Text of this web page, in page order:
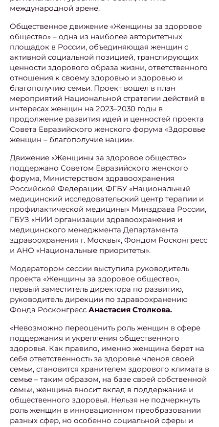
международной арене.
Общественное движение «Женщины за здоровое
общество» – одна из наиболее авторитетных
площадок в России, объединяющая женщин с
активной социальной позицией, транслирующих
ценности здорового образа жизни, ответственного
отношения к своему здоровью и здоровью и
благополучию семьи. Проект вошел в план
мероприятий Национальной стратегии действий в
интересах женщин на 2023–2030 годы в
продолжение развития идей и ценностей проекта
Совета Евразийского женского форума «Здоровье
женщин – благополучие нации».
Движение «Женщины за здоровое общество»
поддержано Советом Евразийского женского
форума, Министерством здравоохранения
Российской Федерации, ФГБУ «Национальный
медицинский исследовательский центр терапии и
профилактической медицины» Минздрава России,
ГБУЗ «НИИ организации здравоохранения и
медицинского менеджмента Департамента
здравоохранения г. Москвы», Фондом Росконгресс
и АНО «Национальные приоритеты».
Модератором сессии выступила руководитель
проекта «Женщины за здоровое общество»,
первый заместитель директора по развитию,
руководитель дирекции по здравоохранению
Фонда Росконгресс Анастасия Столкова.
«Невозможно переоценить роль женщин в сфере
поддержания и укрепления общественного
здоровья. Как правило, именно женщина берет на
себя ответственность за здоровье членов своей
семьи, становится хранителем здорового климата в
семье – таким образом, на базе своей собственной
семьи, женщина вносит вклад в поддержание и
общественного здоровья. Нельзя не подчеркнуть
роль женщин в инновационном преобразовании
разных сфер, но особенно социальной сферы и